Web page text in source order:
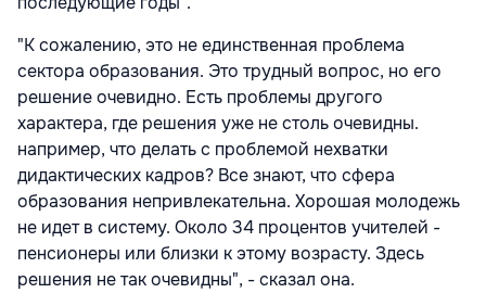
"К сожалению, это не единственная проблема
сектора образования. Это трудный вопрос, но его
решение очевидно. Есть проблемы другого
характера, где решения уже не столь очевидны.
например, что делать с проблемой нехватки
дидактических кадров? Все знают, что сфера
образования непривлекательна. Хорошая молодежь
не идет в систему. Около 34 процентов учителей -
пенсионеры или близки к этому возрасту. Здесь
решения не так очевидны", - сказал она.